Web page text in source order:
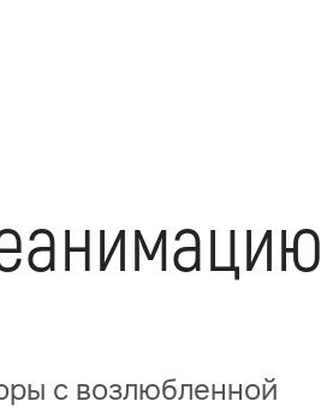
с возлюбленной